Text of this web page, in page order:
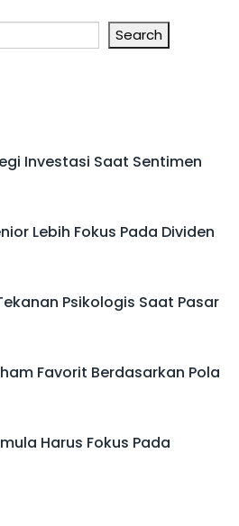
Search
Investasi Saat Sentimen
Lebih Fokus Pada Dividen
Psikologis Saat Pasar
Favorit Berdasarkan Pola
Harus Fokus Pada